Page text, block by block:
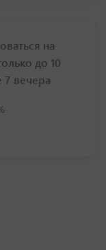
на
до 10
7 вечера